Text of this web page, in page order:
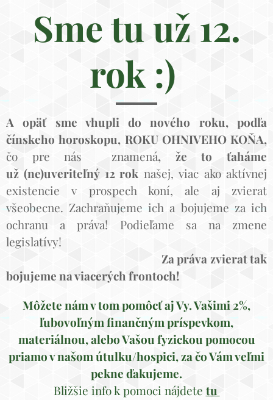
Sme tu už 12.
rok :)
A opäť sme vhupli do nového roku, podľa
čínskeho horoskopu, ROKU OHNIVEHO KOŇA,
čo
pre nás znamená, že to ťaháme
už (ne)uveriteľný 12 rok našej, viac ako aktívnej
existencie v prospech koní, ale aj zvierat
všeobecne. Zachraňujeme ich a bojujeme za ich
ochranu a práva! Podieľame sa na zmene
legislatívy!
Za práva zvierat tak
bojujeme na viacerých frontoch!
Môžete nám v tom pomôcť aj Vy. Vašimi 2%,
ľubovoľným finančným príspevkom,
materiálnou, alebo Vašou fyzickou pomocou
priamo v našom útulku/hospici, za čo Vám veľmi
pekne ďakujeme.
Bližšie info k pomoci nájdete tu